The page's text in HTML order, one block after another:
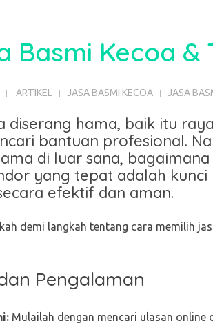
Basmi Kecoa
ARTIKEL JASA BASMI KECOA JASA
diserang hama, baik itu
bantuan profesional.
di luar sana,
yang tepat adalah
efektif dan aman.
demi langkah tentang cara memilih
Pengalaman
Mulailah dengan mencari ulasan online